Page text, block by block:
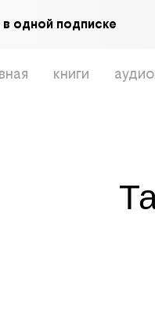
одной подписке
книги